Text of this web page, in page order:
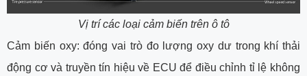
Vị trí các loại cảm biến trên ô tô
Cảm biến oxy: đóng vai trò đo lượng oxy dư trong khí thải
động cơ và truyền tín hiệu về ECU để điều chỉnh tỉ lệ không